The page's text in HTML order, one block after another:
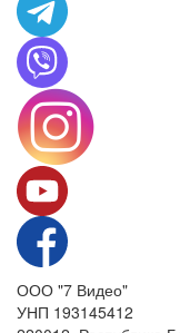
ООО "7 Видео"
УНП 193145412